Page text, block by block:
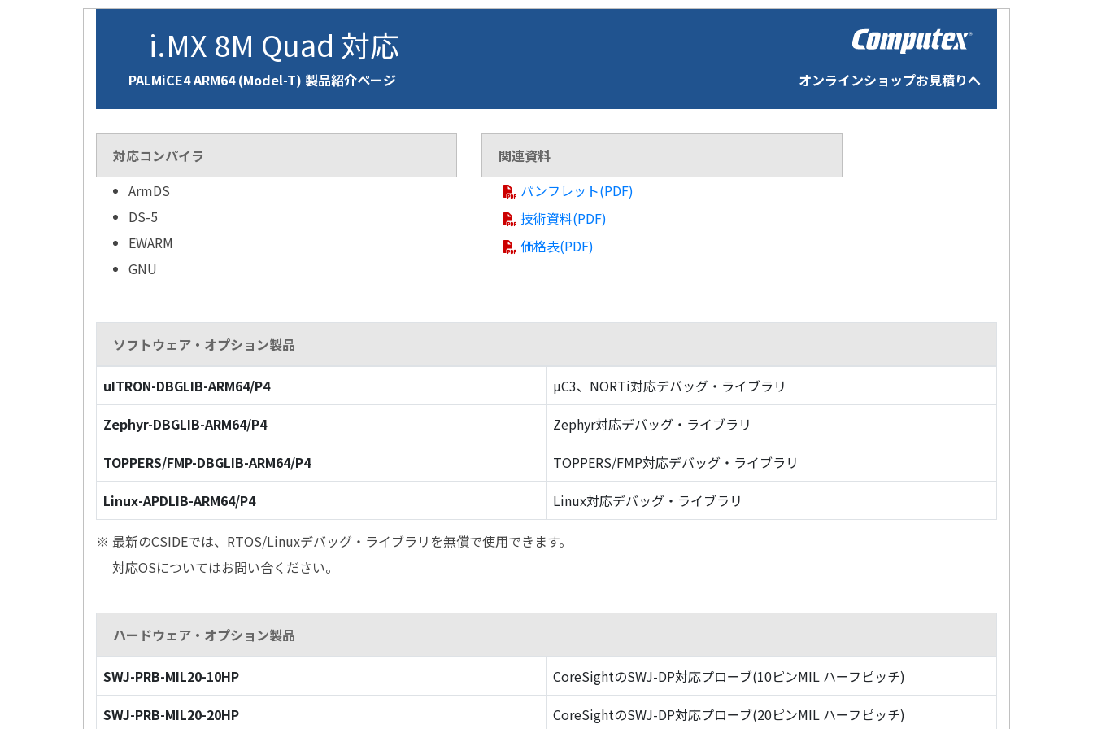
i.MX 8M Quad 対応
PALMiCE4 ARM64 (Model-T) 製品紹介ページ オンラインショップお見積りへ
対応コンパイラ
ArmDS
DS-5
EWARM
GNU
関連資料
パンフレット(PDF)
技術資料(PDF)
価格表(PDF)
ソフトウェア・オプション製品
uITRON-DBGLIB-ARM64/P4
µC3、NORTi対応デバッグ・ライブラリ
Zephyr-DBGLIB-ARM64/P4
Zephyr対応デバッグ・ライブラリ
TOPPERS/FMP-DBGLIB-ARM64/P4
TOPPERS/FMP対応デバッグ・ライブラリ
Linux-APDLIB-ARM64/P4
Linux対応デバッグ・ライブラリ
※ 最新のCSIDEでは、RTOS/Linuxデバッグ・ライブラリを無償で使用できます。
対応OSについてはお問い合ください。
ハードウェア・オプション製品
SWJ-PRB-MIL20-10HP
CoreSightのSWJ-DP対応プローブ(10ピンMIL ハーフピッチ)
SWJ-PRB-MIL20-20HP
CoreSightのSWJ-DP対応プローブ(20ピンMIL ハーフピッチ)